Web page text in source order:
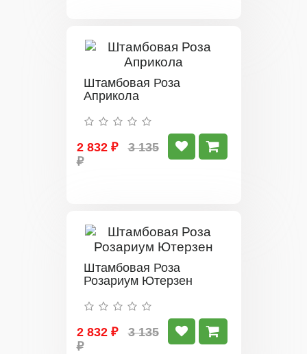
Штамбовая Роза
Априкола
2 832 ₽
3 135
₽
Штамбовая Роза
Розариум Ютерзен
2 832 ₽
3 135
₽